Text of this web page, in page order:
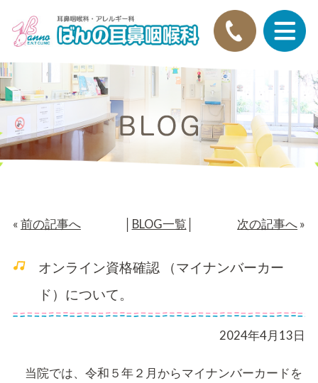
« 前の記事へ BLOG一覧 次の記事へ »
オンライン資格確認 （マイナンバーカー
ド）について。
2024年4月13日
当院では、令和５年２月からマイナンバーカードを